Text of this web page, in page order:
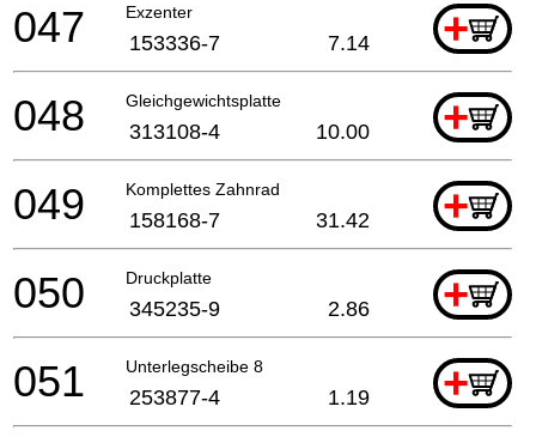
Exzenter +
047 153336-7 7.14
Gleichgewichtsplatte +
048 313108-4 10.00
Komplettes Zahnrad +
049 158168-7 31.42
Druckplatte +
050 345235-9 2.86
Unterlegscheibe 8 +
051 253877-4 1.19